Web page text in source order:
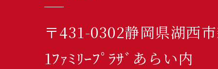
〒431-0302静岡県湖西
1ﾌｧﾐﾘｰﾌﾟﾗｻﾞあらい内